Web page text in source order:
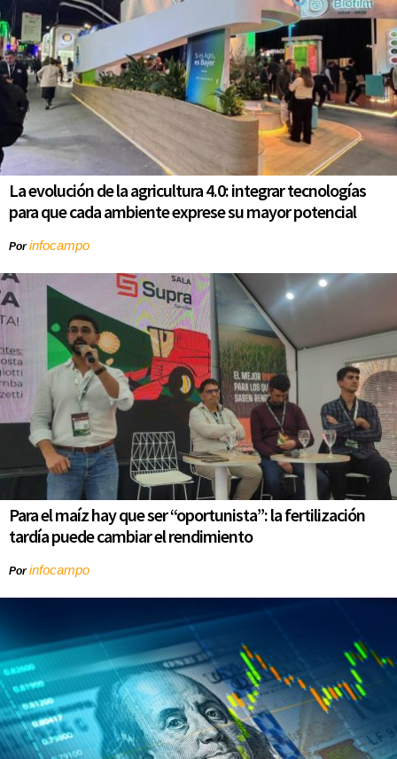
La evolución de la agricultura 4.0: integrar tecnologías
para que cada ambiente exprese su mayor potencial
Porinfocampo
Para el maíz hay que ser “oportunista”: la fertilización
tardía puede cambiar el rendimiento
Porinfocampo